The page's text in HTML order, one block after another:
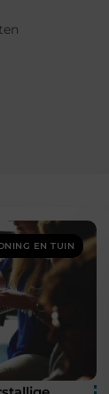
EN TUIN